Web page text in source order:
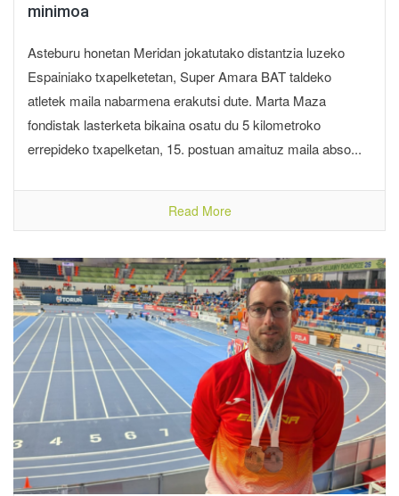
minimoa
Asteburu honetan Meridan jokatutako distantzia luzeko
Espainiako txapelketetan, Super Amara BAT taldeko
atletek maila nabarmena erakutsi dute. Marta Maza
fondistak lasterketa bikaina osatu du 5 kilometroko
errepideko txapelketan, 15. postuan amaituz maila abso...
Read More